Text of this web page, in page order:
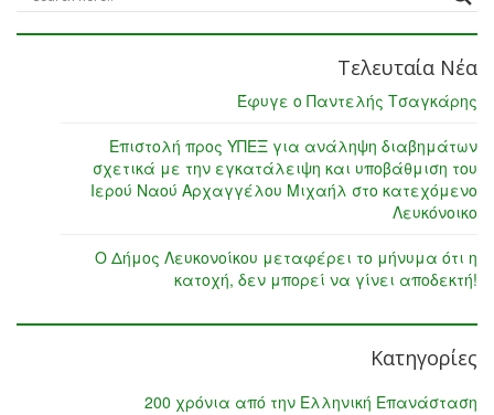
Τελευταία Νέα
Έφυγε ο Παντελής Τσαγκάρης
Επιστολή προς ΥΠΕΞ για ανάληψη διαβημάτων
σχετικά με την εγκατάλειψη και υποβάθμιση του
Ιερού Ναού Αρχαγγέλου Μιχαήλ στο κατεχόμενο
Λευκόνοικο
Ο Δήμος Λευκονοίκου μεταφέρει το μήνυμα ότι η
κατοχή, δεν μπορεί να γίνει αποδεκτή!
Κατηγορίες
200 χρόνια από την Ελληνική Επανάσταση